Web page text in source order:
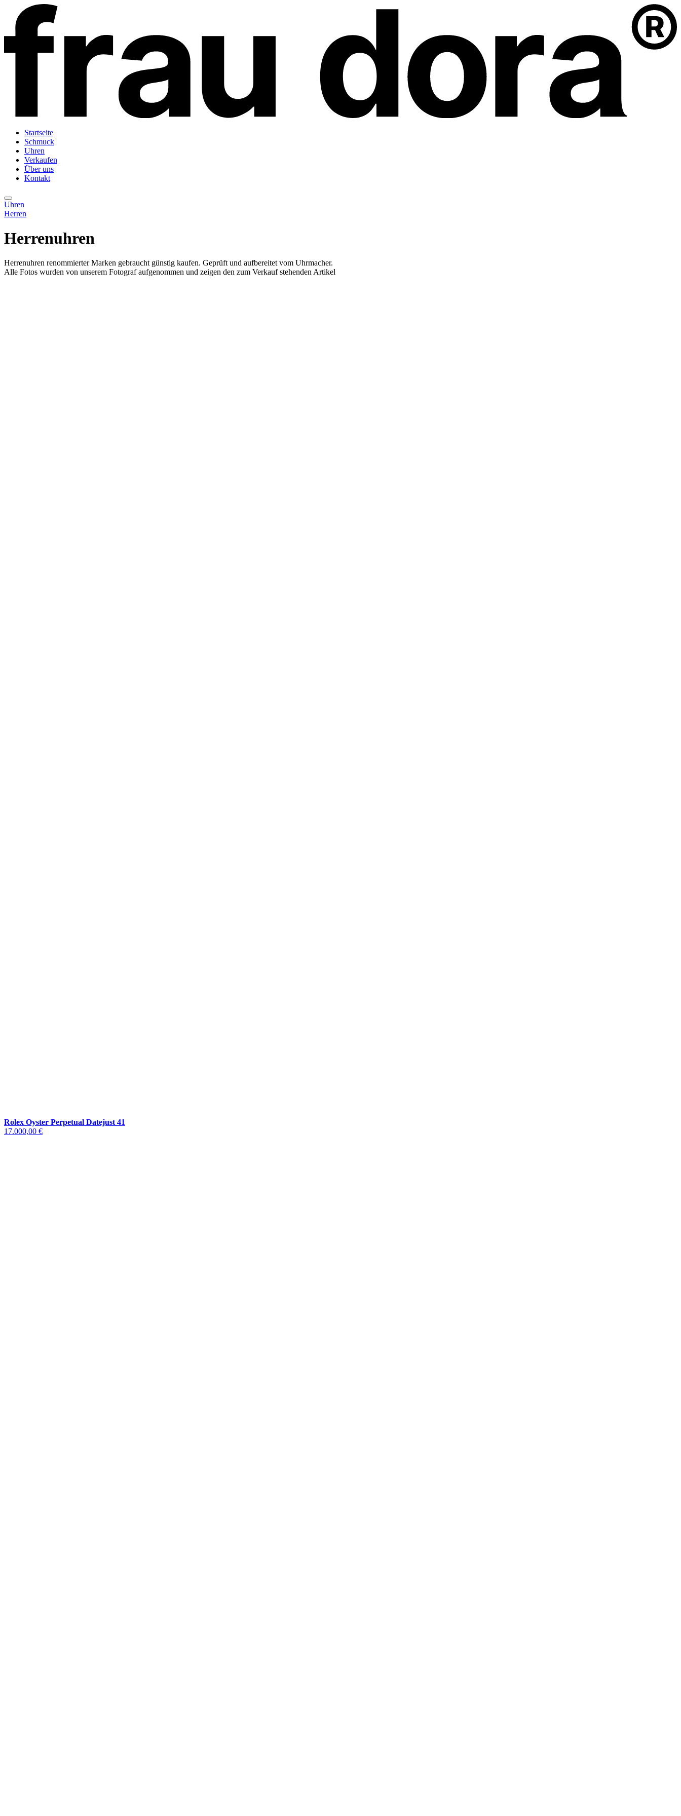
Startseite
Schmuck
Uhren
Verkaufen
Über uns
Kontakt
Uhren
Herren
Herrenuhren
Herrenuhren renommierter Marken gebraucht günstig kaufen. Geprüft und aufbereitet vom Uhrmacher.
Alle Fotos wurden von unserem Fotograf aufgenommen und zeigen den zum Verkauf stehenden Artikel
Rolex Oyster Perpetual Datejust 41
17.000,00 €